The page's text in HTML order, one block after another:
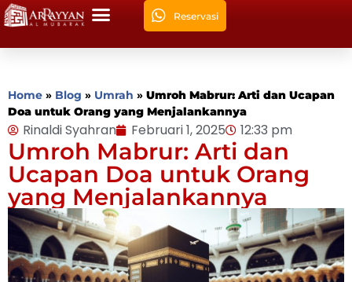
Reservasi
Home » Blog » Umrah » Umroh Mabrur: Arti dan Ucapan
Doa untuk Orang yang Menjalankannya
Rinaldi Syahran Februari 1, 2025 12:33 pm
Umroh Mabrur: Arti dan
Ucapan Doa untuk Orang
yang Menjalankannya